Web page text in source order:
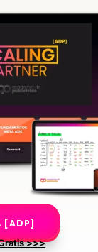
[ADP]
>>>